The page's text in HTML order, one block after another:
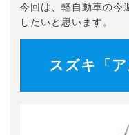
今回は、軽自動車の今
したいと思います。
スズキ「ア